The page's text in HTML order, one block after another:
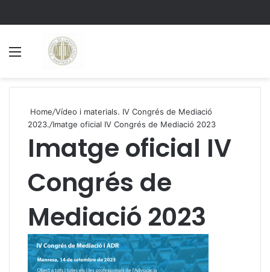
Home/Vídeo i materials. IV Congrés de Mediació
2023./Imatge oficial IV Congrés de Mediació 2023
Imatge oficial IV
Congrés de
Mediació 2023